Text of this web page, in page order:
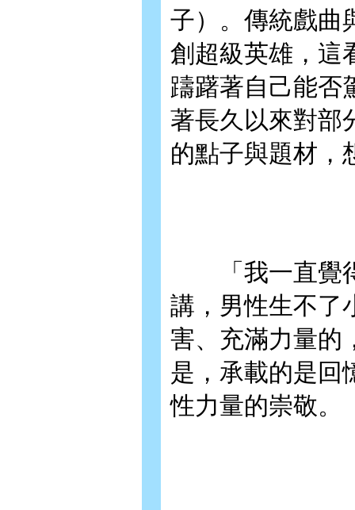
子）。傳統戲曲
創超級英雄，這
躊躇著自己能否
著長久以來對部
的點子與題材，
「我一直覺得
講，男性生不了
害、充滿力量的
是，承載的是回
性力量的崇敬。